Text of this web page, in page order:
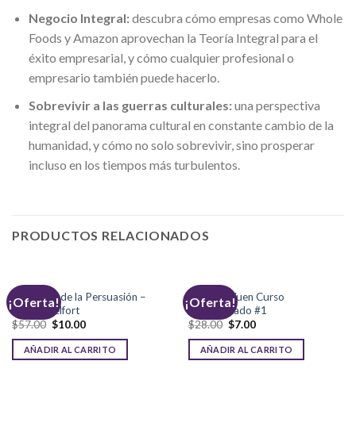
Negocio Integral:descubra cómo empresas como Whole
Foods y Amazon aprovechan la Teoría Integral para el
éxito empresarial, y cómo cualquier profesional o
empresario también puede hacerlo.
Sobrevivir a las guerras culturales:una perspectiva
integral del panorama cultural en constante cambio de la
humanidad, y cómo no solo sobrevivir, sino prosperar
incluso en los tiempos más turbulentos.
PRODUCTOS RELACIONADOS
¡Oferta!
El Camino de la Persuasión –
Jordan Belfort
$57.00 $10.00
AÑADIR AL CARRITO
¡Oferta!
Método Yuen Curso
Especializado #1
$28.00 $7.00
AÑADIR AL CARRITO